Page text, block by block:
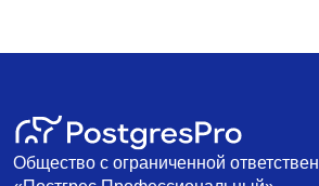
Общество с ограниченной